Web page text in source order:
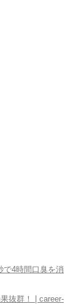
で4時間口臭を消
抜群！ | career-